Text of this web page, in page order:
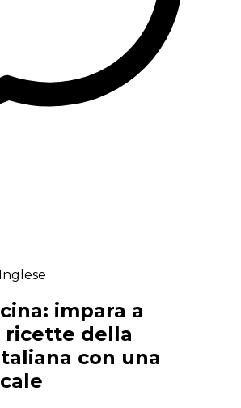
impara a
ricette della
con una